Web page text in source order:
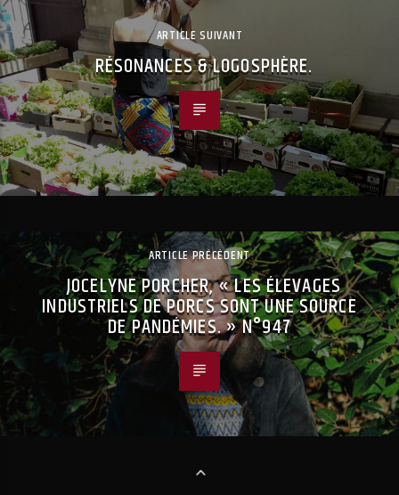
ARTICLE SUIVANT
RÉSONANCES & LOGOSPHÈRE.
ARTICLE PRÉCÉDENT
JOCELYNE PORCHER, « LES ÉLEVAGES
INDUSTRIELS DE PORCS SONT UNE SOURCE
DE PANDÉMIES. » N°947